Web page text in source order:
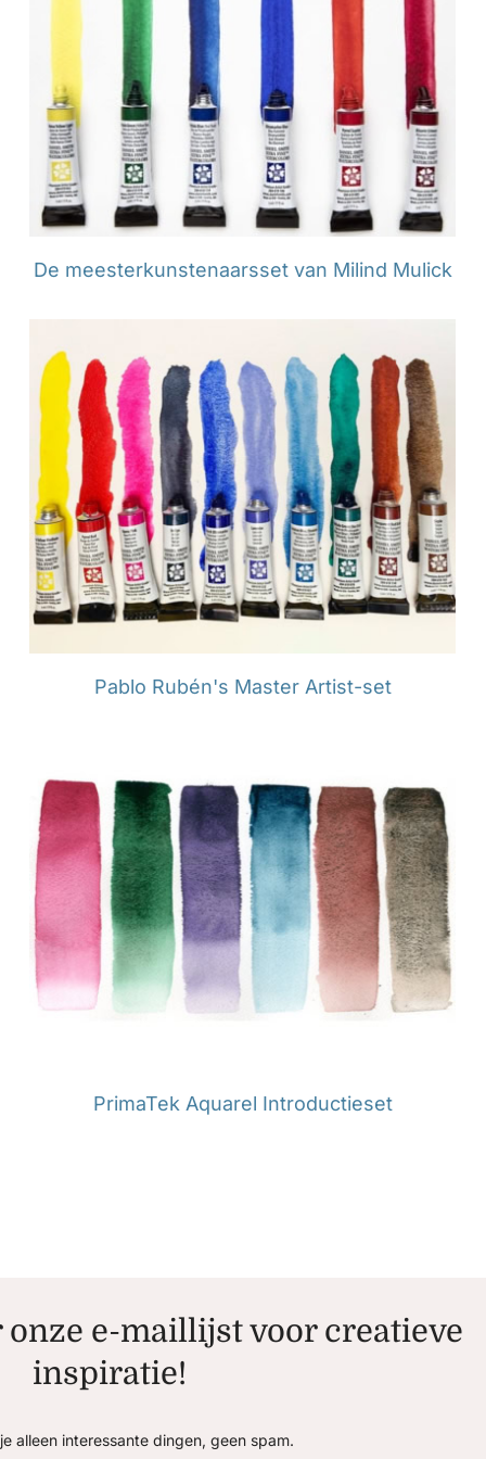
De meesterkunstenaarsset van Milind Mulick
Pablo Rubén's Master Artist-set
PrimaTek Aquarel Introductieset
e-maillijst voor creatieve
inspiratie!
alleen interessante dingen, geen spam.